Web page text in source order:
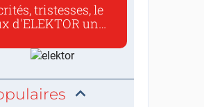
tristesses, le
d'ELEKTOR un